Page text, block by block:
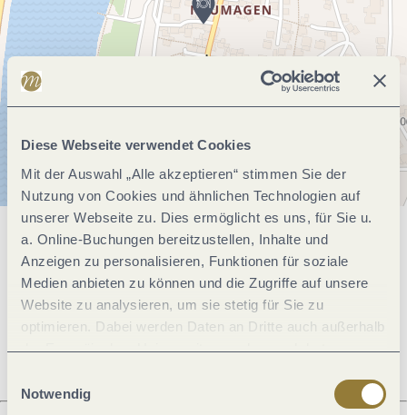
Diese Webseite verwendet Cookies
Mit der Auswahl „Alle akzeptieren“ stimmen Sie der
Nutzung von Cookies und ähnlichen Technologien auf
unserer Webseite zu. Dies ermöglicht es uns, für Sie u.
a. Online-Buchungen bereitzustellen, Inhalte und
Anzeigen zu personalisieren, Funktionen für soziale
Medien anbieten zu können und die Zugriffe auf unsere
Website zu analysieren, um sie stetig für Sie zu
optimieren. Dabei werden Daten an Dritte auch außerhalb
der Europäischen Union weitergegeben und dort
jederzeit widerrufen werden. Mit der Auswahl "Alle
Notwendig
Allgemeine Informationen
Öffnungszeiten